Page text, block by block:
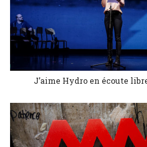
J’aime Hydro en écoute